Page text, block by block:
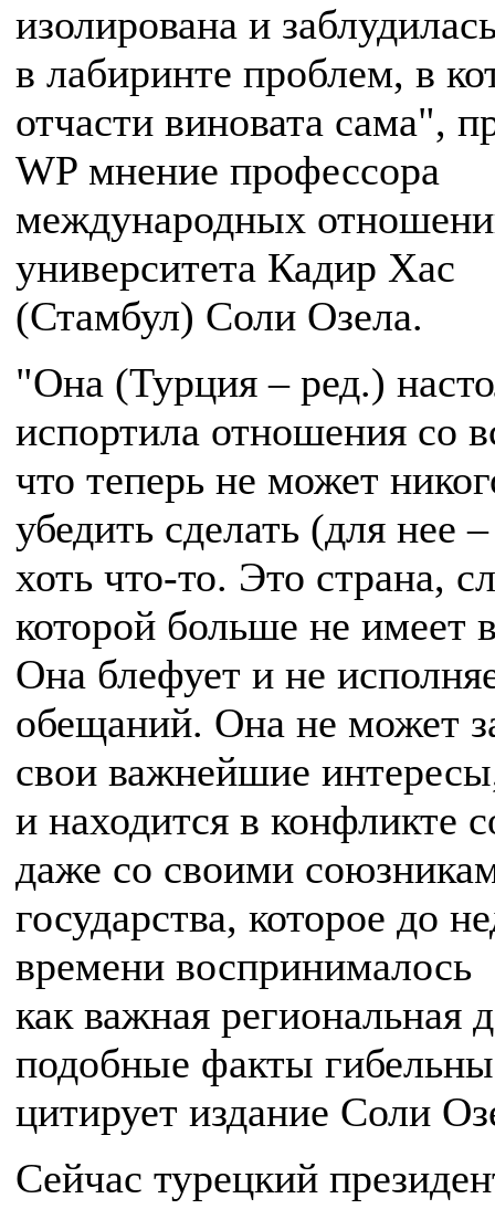
изолирована и
в лабиринте проблем, в
отчасти виновата сама",
WP мнение профессора
международных
университета Кадир Хас
(Стамбул) Соли Озела.
"Она (Турция – ред.)
испортила отношения со
что теперь не может
убедить сделать (для нее
хоть что-то. Это страна,
которой больше не имеет
Она блефует и не
обещаний. Она не может
свои важнейшие
и находится в конфликте
даже со своими
государства, которое до
времени воспринималось
как важная региональная
подобные факты
цитирует издание Соли
Сейчас турецкий